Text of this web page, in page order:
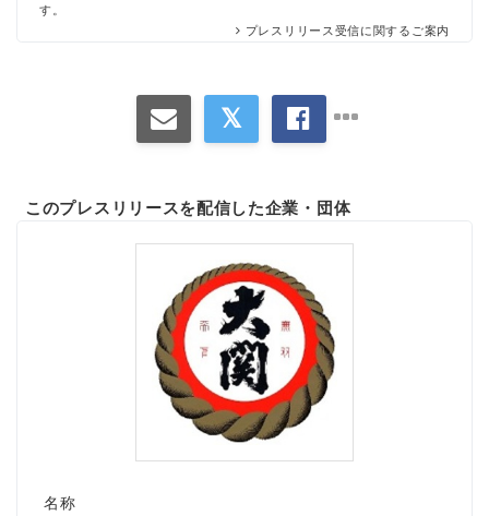
す。
プレスリリース受信に関するご案内
このプレスリリースを配信した企業・団体
名称
English